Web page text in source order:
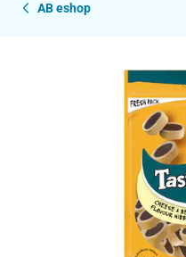
AB eshop